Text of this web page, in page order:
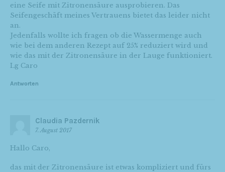
eine Seife mit Zitronensäure ausprobieren. Das
Seifengeschäft meines Vertrauens bietet das leider nicht
an.
Jedenfalls wollte ich fragen ob die Wassermenge auch
wie bei dem anderen Rezept auf 25% reduziert wird und
wie das mit der Zitronensäure in der Lauge funktioniert.
Lg Caro
Antworten
Claudia Pazdernik
7. August 2017
Hallo Caro,
das mit der Zitronensäure ist etwas kompliziert und fürs